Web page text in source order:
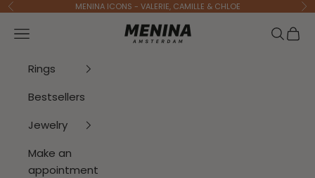
To Content
Previous MENINA ICONS - VALERIE, CAMILLE & CHLOE
Menina Amsterdam
Open navigation menu Open
Rings
Bestsellers
Jewelry
Make an
appointment